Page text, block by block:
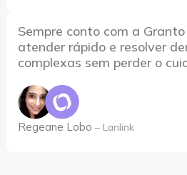
Sempre conto com a
atender rápido e resolver
complexas sem perder o
Regeane Lobo – Lanlink